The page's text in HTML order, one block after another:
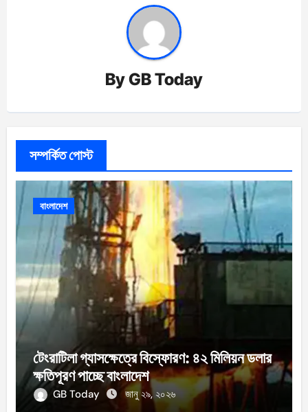
ByGB Today
সম্পর্কিত পোস্ট
বাংলাদেশ
টেংরাটিলা গ্যাসক্ষেত্রে বিস্ফোরণ: ৪২ মিলিয়ন ডলার
ক্ষতিপূরণ পাচ্ছে বাংলাদেশ
GB Today জানু ২৯, ২০২৬